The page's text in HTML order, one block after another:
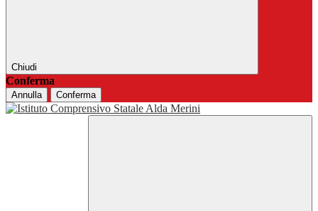
Chiudi
Conferma
Annulla Conferma